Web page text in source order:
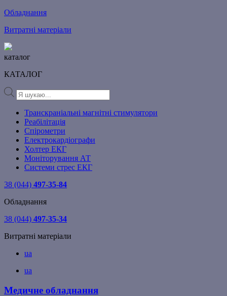
Обладнання
Витратні матеріали
каталог
КАТАЛОГ
Products
search
Транскраніальні магнітні стимулятори
Реабілітація
Спірометри
Електрокардіографи
Холтер ЕКГ
Моніторування АТ
Системи стрес ЕКГ
38 (044) 497-35-84
Обладнання
38 (044) 497-35-34
Витратні матеріали
ua
ua
Медичне обладнання